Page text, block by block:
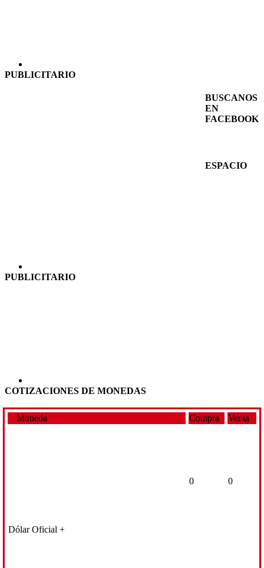
PUBLICITARIO
BUSCANOS
EN
FACEBOOK
ESPACIO
PUBLICITARIO
COTIZACIONES DE MONEDAS
Moneda Compra Venta
Dólar Oficial +
0 0